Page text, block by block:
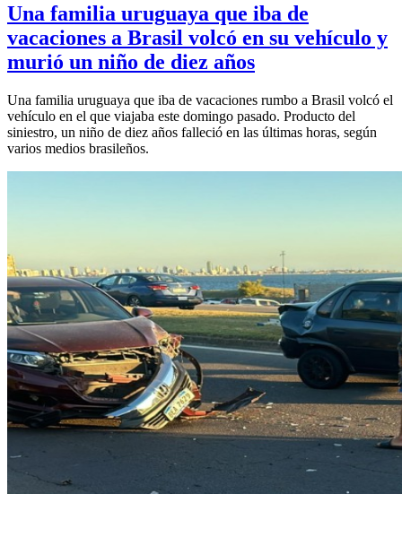
Una familia uruguaya que iba de
vacaciones a Brasil volcó en su vehículo y
murió un niño de diez años
Una familia uruguaya que iba de vacaciones rumbo a Brasil volcó el
vehículo en el que viajaba este domingo pasado. Producto del
siniestro, un niño de diez años falleció en las últimas horas, según
varios medios brasileños.